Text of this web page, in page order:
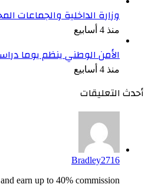
وزارة الداخلية والجماعات
منذ 4 أسابيع
الأمن الوطني ينظم يوما
منذ 4 أسابيع
أحدث التعليقات
Bradley2716
earn up to 40% commission!...